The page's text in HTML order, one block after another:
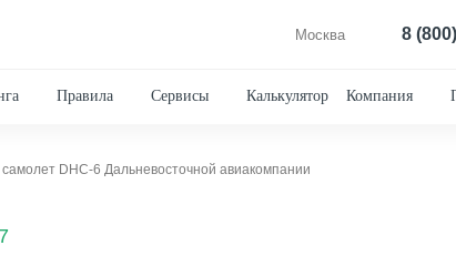
Москва 8
Правила Сервисы Калькулятор Компания
DHC-6 Дальневосточной авиакомпании